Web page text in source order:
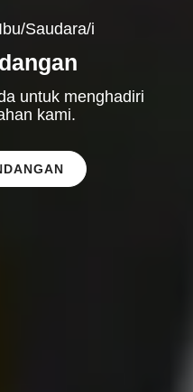
Saudara/i
untuk menghadiri
kami.